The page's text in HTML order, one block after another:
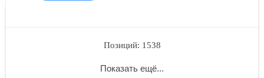
Позиций: 1538
Показать ещё...